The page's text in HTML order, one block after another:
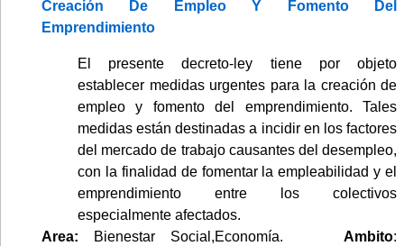
Creación De Empleo Y Fomento Del
Emprendimiento
El presente decreto-ley tiene por objeto
establecer medidas urgentes para la creación de
empleo y fomento del emprendimiento. Tales
medidas están destinadas a incidir en los factores
del mercado de trabajo causantes del desempleo,
con la finalidad de fomentar la empleabilidad y el
emprendimiento entre los colectivos
especialmente afectados.
Area: Bienestar Social,Economía. Ambito: